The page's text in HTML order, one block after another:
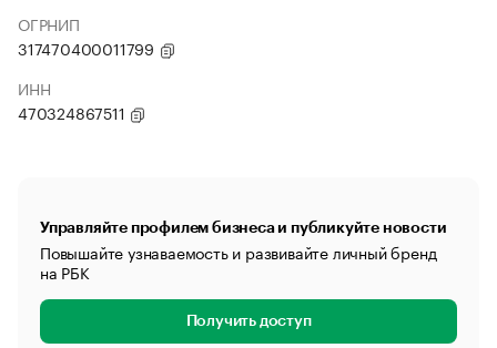
ОГРНИП
317470400011799
ИНН
470324867511
Управляйте профилем бизнеса и публикуйте новости
Повышайте узнаваемость и развивайте личный бренд
на РБК
Получить доступ